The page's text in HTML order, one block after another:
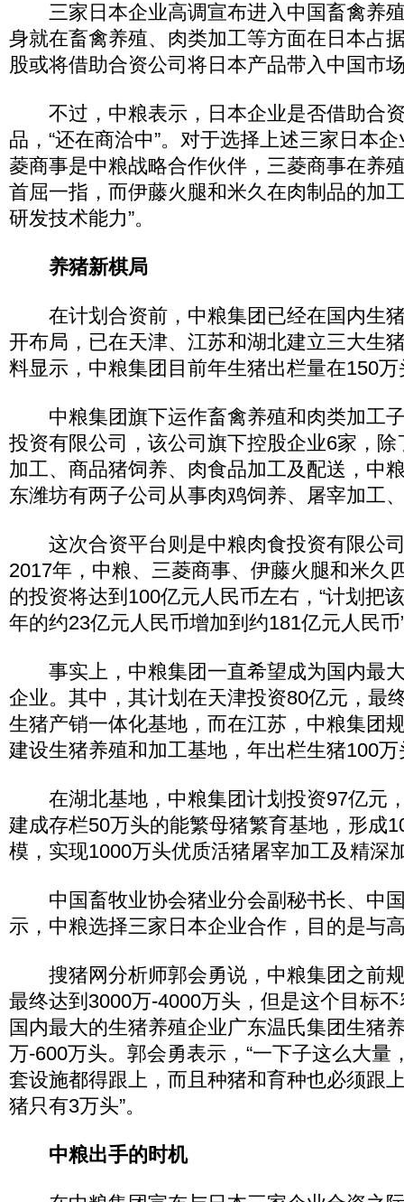
三家日本企业高调宣布进入中国畜禽养
身就在畜禽养殖、肉类加工等方面在日本占
股或将借助合资公司将日本产品带入中国市
不过，中粮表示，日本企业是否借助合
品，“还在商洽中”。对于选择上述三家日本
菱商事是中粮战略合作伙伴，三菱商事在养
首屈一指，而伊藤火腿和米久在肉制品的加
研发技术能力”。
养猪新棋局
在计划合资前，中粮集团已经在国内生
开布局，已在天津、江苏和湖北建立三大生
料显示，中粮集团目前年生猪出栏量在150万
中粮集团旗下运作畜禽养殖和肉类加工
投资有限公司，该公司旗下控股企业6家，
加工、商品猪饲养、肉食品加工及配送，中
东潍坊有两子公司从事肉鸡饲养、屠宰加工
这次合资平台则是中粮肉食投资有限公
2017年，中粮、三菱商事、伊藤火腿和米久
的投资将达到100亿元人民币左右，“计划把
年的约23亿元人民币增加到约181亿元人民币
事实上，中粮集团一直希望成为国内最
企业。其中，其计划在天津投资80亿元，最
生猪产销一体化基地，而在江苏，中粮集团
建设生猪养殖和加工基地，年出栏生猪100
在湖北基地，中粮集团计划投资97亿元
建成存栏50万头的能繁母猪繁育基地，形成
模，实现1000万头优质活猪屠宰加工及精深
中国畜牧业协会猪业分会副秘书长、中
示，中粮选择三家日本企业合作，目的是与
搜猪网分析师郭会勇说，中粮集团之前
最终达到3000万-4000万头，但是这个目标
国内最大的生猪养殖企业广东温氏集团生猪
万-600万头。郭会勇表示，“一下子这么大量
套设施都得跟上，而且种猪和育种也必须跟
猪只有3万头”。
中粮出手的时机